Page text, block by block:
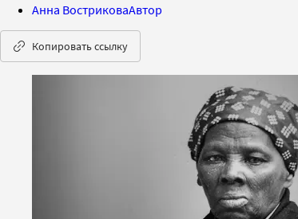
Анна ВостриковаАвтор
Копировать ссылку